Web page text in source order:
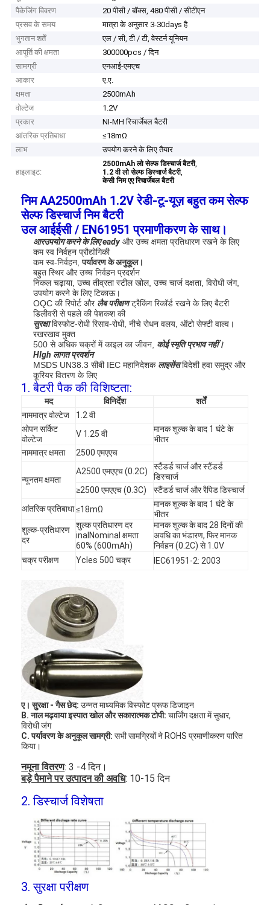
घर
उत्पादों
हमारे बारे में
पैकेजिंग विवरण
20 पीसी / बॉक्स, 480 पीसी / सीटीएन
प्रसव के समय
मात्रा के अनुसार 3-30days है
भुगतान शर्तें
एल / सी, टी / टी, वेस्टर्न यूनियन
आपूर्ति की क्षमता
300000pcs / दिन
सामग्री
एनआई-एमएच
आकार
ए.ए.
क्षमता
2500mAh
वोल्टेज
1.2V
प्रकार
NI-MH रिचार्जेबल बैटरी
आंतरिक प्रतिबाधा
≤18mΩ
लाभ
उपयोग करने के लिए तैयार
हाइलाइट:
2500mAh लो सेल्फ डिस्चार्ज बैटरी,
1.2 वी लो सेल्फ डिस्चार्ज बैटरी,
केसी निम एए रिचार्जेबल बैटरी
निम AA2500mAh 1.2V रेडी-टू-यूज़ बहुत कम सेल्फ
सेल्फ डिस्चार्ज निम बैटरी
उल आईईसी / EN61951 प्रमाणीकरण के साथ।
आरउपयोग करने के लिए eadyऔर उच्च क्षमता प्रतिधारण रखने के लिए
कम स्व निर्वहन प्रौद्योगिकी
कम स्व-निर्वहन,पर्यावरण के अनुकूल।
बहुत स्थिर और उच्च निर्वहन प्रदर्शन
निकल चढ़ाया, उच्च तीव्रता स्टील खोल, उच्च चार्ज दक्षता, विरोधी जंग,
उपयोग करने के लिए टिकाऊ।
OQC की रिपोर्ट और लैब परीक्षणट्रैकिंग रिकॉर्ड रखने के लिए बैटरी
डिलीवरी से पहले की पेशकश की
सुरक्षाविस्फोट-रोधी रिसाव-रोधी, नीचे रोधन वलय, ऑटो सेफ्टी वाल्व।
रखरखाव मुक्त
500 से अधिक चक्रों में काइल का जीवन, कोई स्मृति प्रभाव नहीं।
HIgh लागत प्रदर्शन
MSDS UN38.3 सीबी IEC महानिदेशक लाइसेंसविदेशी हवा समुद्र और
कूरियर वितरण के लिए
1. बैटरी पैक की विशिष्टता:
मद विनिर्देश
शर्तेँ
नाममात्र वोल्टेज
1.2 वी
ओपन सर्किट
वोल्टेज
V 1.25 वी
मानक शुल्क के बाद 1 घंटे के
भीतर
नाममात्र क्षमता
2500 एमएएच
न्यूनतम क्षमता
A2500 एमएएच (0.2C)
स्टैंडर्ड चार्ज और स्टैंडर्ड
डिस्चार्ज
≥2500 एमएएच (0.3C)
स्टैंडर्ड चार्ज और रैपिड डिस्चार्ज
आंतरिक प्रतिबाधा≤18mΩ
मानक शुल्क के बाद 1 घंटे के
भीतर
शुल्क-प्रतिधारण
दर
शुल्क प्रतिधारण दर
inalNominal क्षमता
60% (600mAh)
मानक शुल्क के बाद 28 दिनों की
अवधि का भंडारण, फिर मानक
निर्वहन (0.2C) से 1.0V
चक्र परीक्षण
Ycles 500 चक्र IEC61951-2: 2003
ए। सुरक्षा - गैस छेद:उन्नत माध्यमिक विस्फोट प्रूफ डिजाइन
B. नाल मढ़वाया इस्पात खोल और सकारात्मक टोपी:चार्जिंग दक्षता में सुधार,
विरोधी जंग
C. पर्यावरण के अनुकूल सामग्री: सभी सामग्रियों ने ROHS प्रमाणीकरण पारित
किया।
नमूना वितरण: 3 -4 दिन।
बड़े पैमाने पर उत्पादन की अवधि: 10-15 दिन
2. डिस्चार्ज विशेषता
3. सुरक्षा परीक्षण